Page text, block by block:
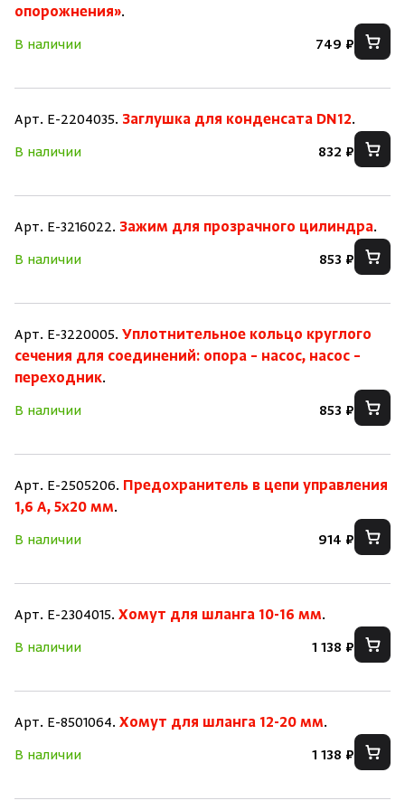
опорожнения».
В наличии
749 ₽
Арт. E-2204035. Заглушка для конденсата DN12.
В наличии
832 ₽
Арт. E-3216022. Зажим для прозрачного цилиндра.
В наличии
853 ₽
Арт. E-3220005. Уплотнительное кольцо круглого
сечения для соединений: опора – насос, насос –
переходник.
В наличии
853 ₽
Арт. E-2505206. Предохранитель в цепи управления
1,6 A, 5x20 мм.
В наличии
914 ₽
Арт. E-2304015. Хомут для шланга 10-16 мм.
В наличии
1 138 ₽
Арт. E-8501064. Хомут для шланга 12-20 мм.
В наличии
1 138 ₽